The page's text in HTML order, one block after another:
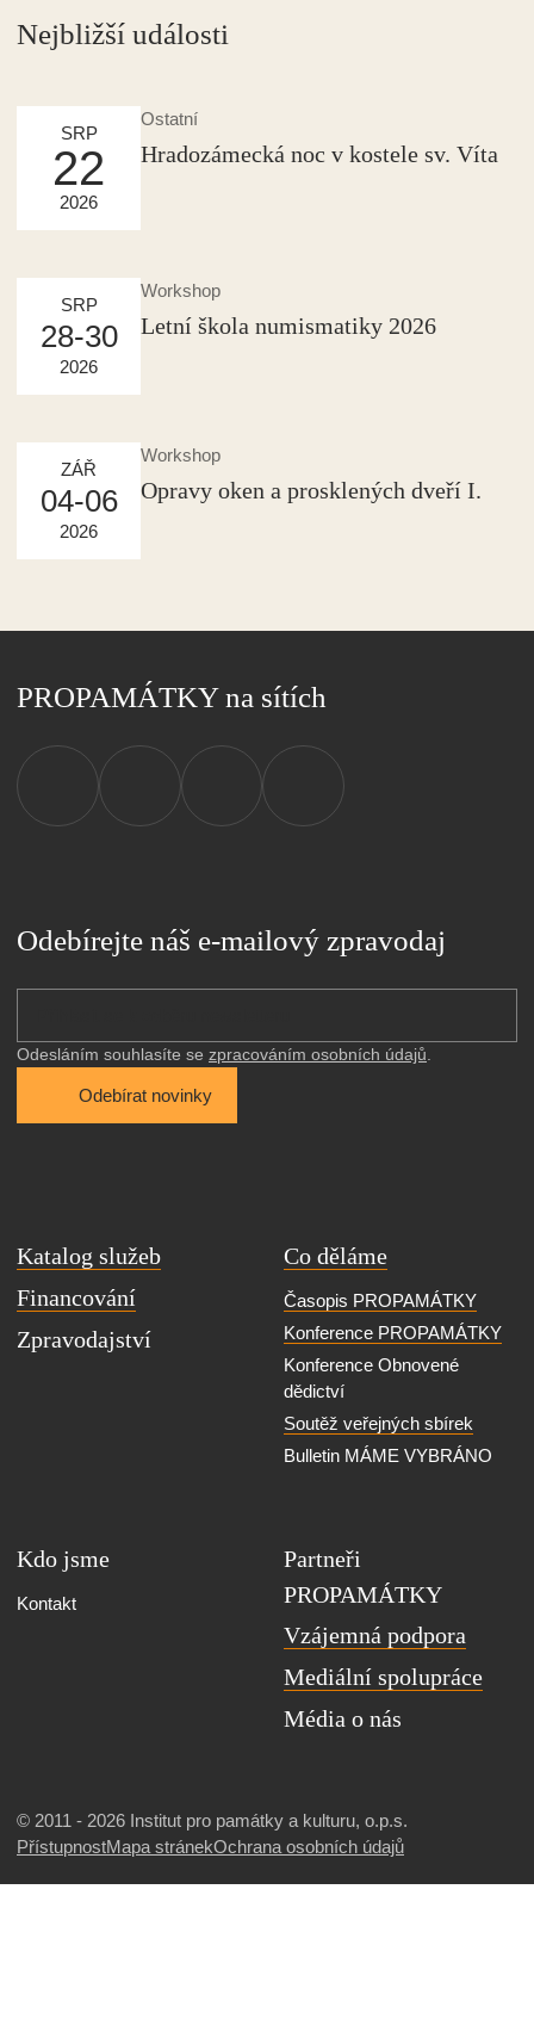
Nejbližší události
SRP
22
2026
Ostatní
Hradozámecká noc v kostele sv. Víta
SRP
28-30
2026
Workshop
Letní škola numismatiky 2026
ZÁŘ
04-06
2026
Workshop
Opravy oken a prosklených dveří I.
PROPAMÁTKY na sítích
Odebírejte náš e-mailový zpravodaj
Odebírat novinky
Odesláním souhlasíte se zpracováním osobních údajů.
Katalog služeb
Financování
Zpravodajství
Co děláme
Časopis PROPAMÁTKY
Konference PROPAMÁTKY
Konference Obnovené
dědictví
Soutěž veřejných sbírek
Bulletin MÁME VYBRÁNO
Kdo jsme
Kontakt
Partneři
PROPAMÁTKY
Vzájemná podpora
Mediální spolupráce
Média o nás
© 2011 - 2026 Institut pro památky a kulturu, o.p.s.
PřístupnostMapa stránekOchrana osobních údajů